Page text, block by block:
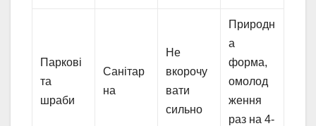
Паркові
та
шраби
Санітар
на
Не
вкорочу
вати
сильно
Природн
а
форма,
омолод
ження
раз на 4-